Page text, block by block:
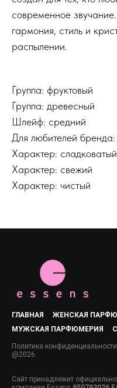
современное
гармония, стиль и
распылении.
Группа: фруктовый
Группа: древесный
Шлейф: средний
Для любителей
Характер: сладковатый
Характер: свежий
Характер: чистый
ГЛАВНАЯ
ЖЕНСКАЯ
МУЖСКАЯ ПАРФЮМЕРИЯ
Политика конфиденциальности
@2026
Сайт принадлежит